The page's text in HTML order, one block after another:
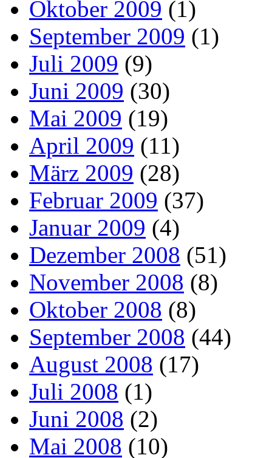
Oktober 2009 (1)
September 2009 (1)
Juli 2009 (9)
Juni 2009 (30)
Mai 2009 (19)
April 2009 (11)
März 2009 (28)
Februar 2009 (37)
Januar 2009 (4)
Dezember 2008 (51)
November 2008 (8)
Oktober 2008 (8)
September 2008 (44)
August 2008 (17)
Juli 2008 (1)
Juni 2008 (2)
Mai 2008 (10)